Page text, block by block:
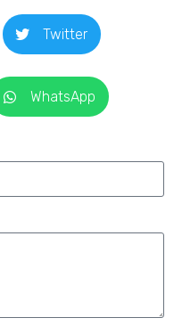
Twitter
WhatsApp